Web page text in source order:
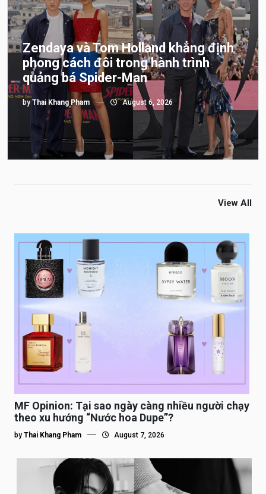
Zendaya và Tom Holland khẳng định
phong cách đôi trong hành trình
quảng bá Spider-Man
by Thai Khang Pham August 6, 2026
View All
MF Opinion: Tại sao ngày càng nhiều người chạy
theo xu hướng “Nước hoa Dupe”?
by Thai Khang Pham August 7, 2026